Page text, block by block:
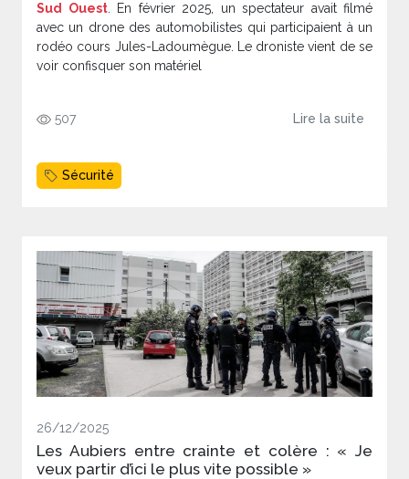
Sud Ouest. En février 2025, un spectateur avait filmé
avec un drone des automobilistes qui participaient à un
rodéo cours Jules-Ladoumègue. Le droniste vient de se
voir confisquer son matériel
507 Lire la suite
Sécurité
26/12/2025
Les Aubiers entre crainte et colère : « Je
veux partir d’ici le plus vite possible »